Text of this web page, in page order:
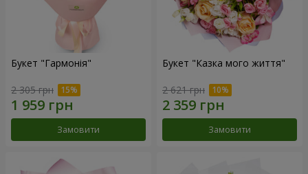
Букет "Гармонія"
2 305 грн
Замовити
Букет "Казка мого життя"
2 621 грн
Замовити